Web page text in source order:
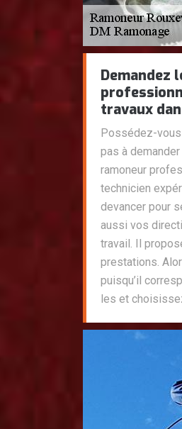
Demandez
travaux
Possédez-vous
pas à
ramoneur
technicien
devancer pour
aussi vos
travail. Il
prestations.
puisqu’il
les et